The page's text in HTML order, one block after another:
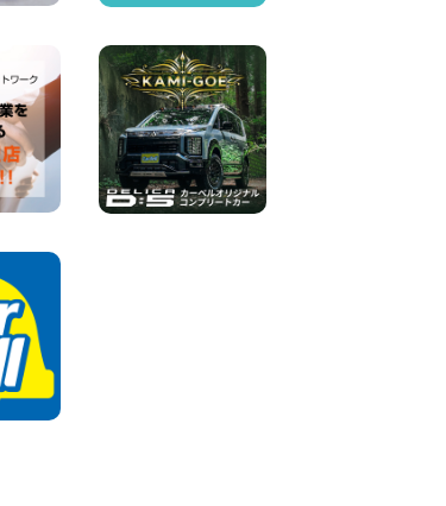
カー!! 出雲ドーム前店 島根県
出雲ドーム前店
100円レンタカー 出雲ドーム前
2026年08月05日
人気のスペイドワゴン ライト
ブルーで登場です! 東京都 羽
田空港店
100円レンタカー 羽田空港
2026年08月04日
軽に 埼玉県 西武秩父駅前店
圧倒的な存在感!【トヨタ・メ
ガクルーザー】を体感できる
チャンスです! 千葉県 千葉北
店